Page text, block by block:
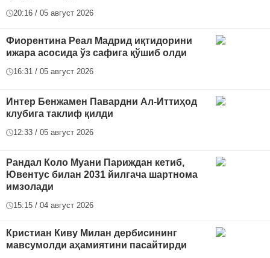
20:16 / 05 август 2026
Фиорентина Реал Мадрид иқтидорини
ижара асосида ўз сафига қўшиб олди
16:31 / 05 август 2026
Интер Бенжамен Павардни Ал-Иттиҳод
клубига таклиф қилди
12:33 / 05 август 2026
Рандал Коло Муани Париждан кетиб,
Ювентус билан 2031 йилгача шартнома
имзолади
15:15 / 04 август 2026
Кристиан Киву Милан дербисининг
мавсумолди аҳамиятини пасайтирди